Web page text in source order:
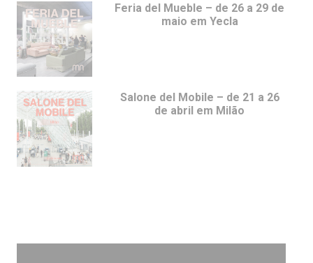
Feria del Mueble – de 26 a 29 de
maio em Yecla
Salone del Mobile – de 21 a 26
de abril em Milão